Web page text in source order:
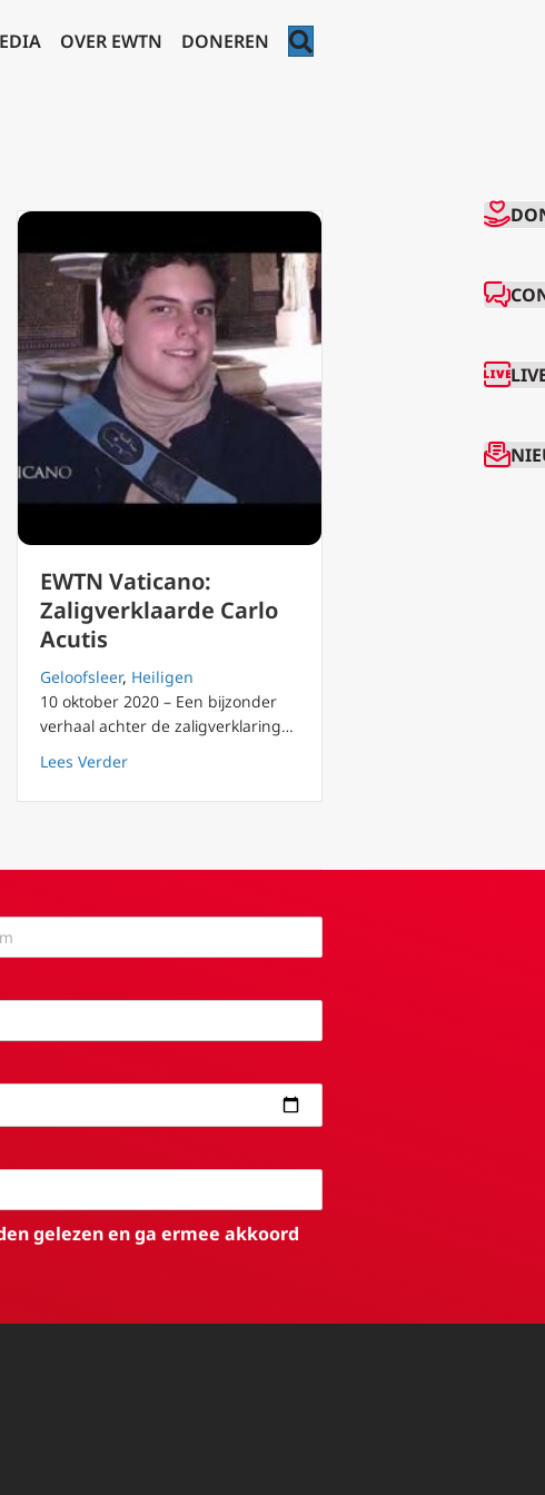
OVER EWTN DONEREN
de voetsporen van de heilige Filippus Neri
EWTN Vaticano:
Zaligverklaarde Carlo
Acutis
Geloofsleer, Heiligen
10 oktober 2020 – Een bijzonder
verhaal achter de zaligverklaring…
Lees Verderabout EWTN Vaticano: Zaligverklaarde Carlo Acutis
gelezen en ga ermee akkoord